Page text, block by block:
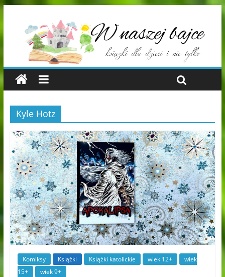
Kyle Hotz
Komiksy Książki Książki katolickie wiek 12+
wiek
15+
wiek 9+